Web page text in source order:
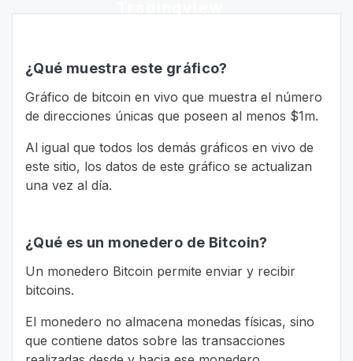
¿Qué muestra este gráfico?
Gráfico de bitcoin en vivo que muestra el número
de direcciones únicas que poseen al menos $1m.
Al igual que todos los demás gráficos en vivo de
este sitio, los datos de este gráfico se actualizan
una vez al día.
¿Qué es un monedero de Bitcoin?
Un monedero Bitcoin permite enviar y recibir
bitcoins.
El monedero no almacena monedas físicas, sino
que contiene datos sobre las transacciones